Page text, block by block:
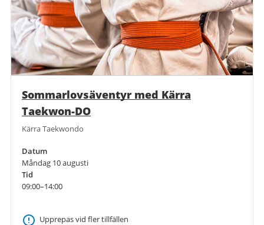
Sommarlovsäventyr med Kärra
Taekwon-DO
Kärra Taekwondo
Datum
Måndag 10 augusti
Tid
09:00–14:00
Upprepas vid fler tillfällen